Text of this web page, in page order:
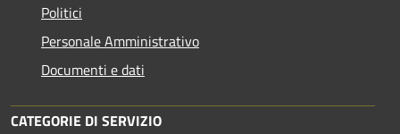
Politici
Personale Amministrativo
Documenti e dati
CATEGORIE DI SERVIZIO